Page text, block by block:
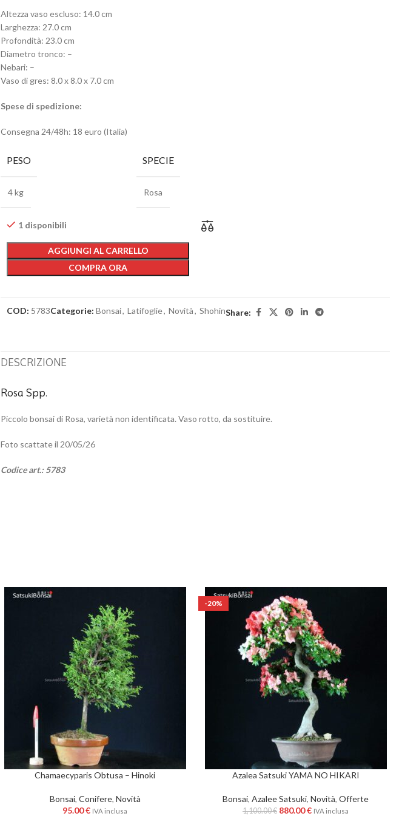
Altezza vaso escluso: 14.0 cm
Larghezza: 27.0 cm
Profondità: 23.0 cm
Diametro tronco: –
Nebari: –
Vaso di gres: 8.0 x 8.0 x 7.0 cm
Spese di spedizione:
Consegna 24/48h: 18 euro (Italia)
PESO
4 kg
SPECIE
Rosa
1 disponibili
AGGIUNGI AL CARRELLO
COMPRA ORA
COD: 5783Categorie: Bonsai, Latifoglie, Novità, ShohinShare:
DESCRIZIONE
Rosa Spp.
Piccolo bonsai di Rosa, varietà non identificata. Vaso rotto, da sostituire.
Foto scattate il 20/05/26
Codice art.: 5783
Chamaecyparis Obtusa – Hinoki
Bonsai, Conifere, Novità
95.00€ IVA inclusa
-20%
Azalea Satsuki YAMA NO HIKARI
Bonsai, Azalee Satsuki, Novità, Offerte
1,100.00€ 880.00€ IVA inclusa